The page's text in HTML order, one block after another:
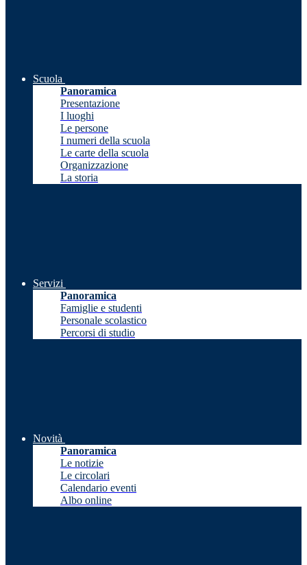
Scuola
Panoramica
Presentazione
I luoghi
Le persone
I numeri della scuola
Le carte della scuola
Organizzazione
La storia
Servizi
Panoramica
Famiglie e studenti
Personale scolastico
Percorsi di studio
Novità
Panoramica
Le notizie
Le circolari
Calendario eventi
Albo online